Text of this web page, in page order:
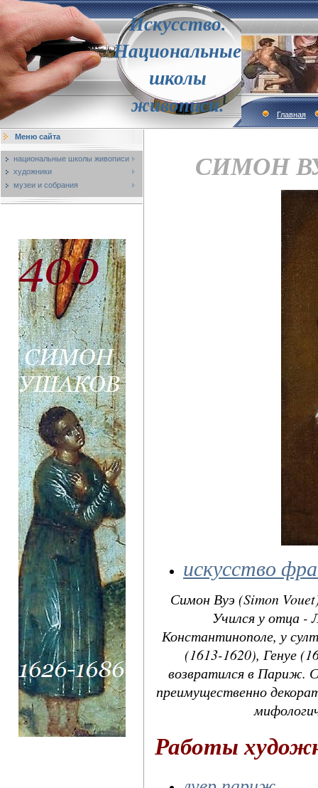
Искусство.
Национальные
школы
живописи.
Главная
Меню сайта
национальные школы живописи
художники
музеи и собрания
СИМОН
искусство
Симон Вуэ (Simon
Учился у отца -
Константинополе, у
(1613-1620), Генуе
возвратился в Париж.
преимущественно
Работы